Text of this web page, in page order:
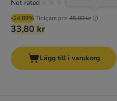
-24.89%Tidigare pris 45,00 kr
33,80 kr
Not rated
Lägg till i varukorg